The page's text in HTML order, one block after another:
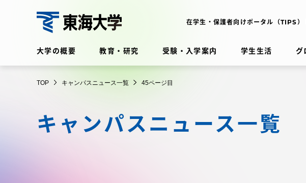
海
大
学
大学の概要 教育・研究 受験・入学案内 学生生活 グ
在学生・保護者向けポータル（TIPS）
TOP キャンパスニュース一覧 45ページ目
キャンパスニュース一覧
在学生・保護者向けポータル